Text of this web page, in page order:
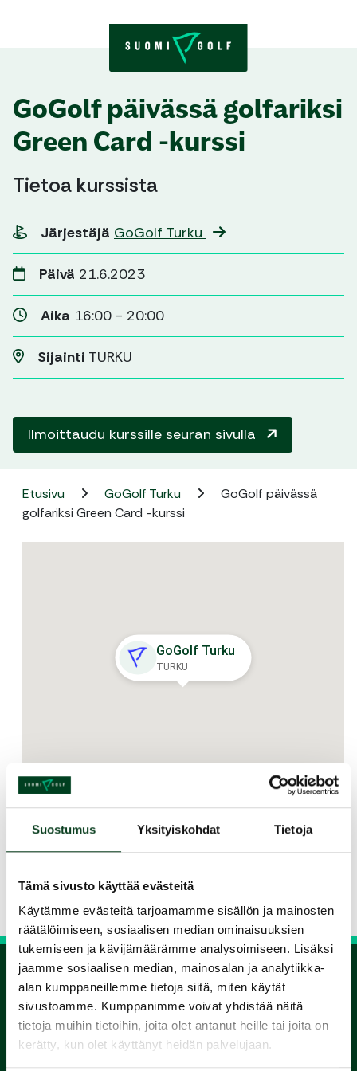
Suostumus Yksityiskohdat Tietoja
Tämä sivusto käyttää evästeitä
Käytämme evästeitä tarjoamamme sisällön ja mainosten
räätälöimiseen, sosiaalisen median ominaisuuksien
tukemiseen ja kävijämäärämme analysoimiseen. Lisäksi
jaamme sosiaalisen median, mainosalan ja analytiikka-
alan kumppaneillemme tietoja siitä, miten käytät
sivustoamme. Kumppanimme voivat yhdistää näitä
tietoja muihin tietoihin, joita olet antanut heille tai joita on
kerätty, kun olet käyttänyt heidän palvelujaan.
GoGolf päivässä golfariksi
Green Card -kurssi
Tietoa kurssista
Järjestäjä GoGolf Turku
Päivä 21.6.2023
Aika 16:00 - 20:00
Sijainti TURKU
Ilmoittaudu kurssille seuran sivulla
Etusivu GoGolf Turku
GoGolf päivässä
golfariksi Green Card -kurssi
GoGolf Turku
TURKU
Jaa kurssi kaverille
Siirry takaisin hakuun
1.
Varaa